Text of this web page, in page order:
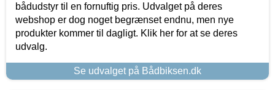
bådudstyr til en fornuftig pris. Udvalget på deres
webshop er dog noget begrænset endnu, men nye
produkter kommer til dagligt. Klik her for at se deres
udvalg.
Se udvalget på Bådbiksen.dk